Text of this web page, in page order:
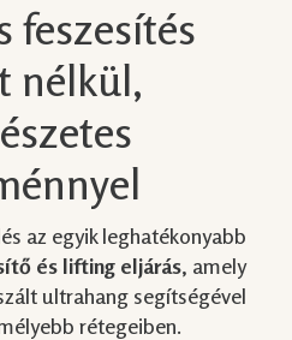
feszesítés
nélkül,
az egyik leghatékonyabb
és lifting eljárás, amely
ultrahang segítségével
rétegeiben.